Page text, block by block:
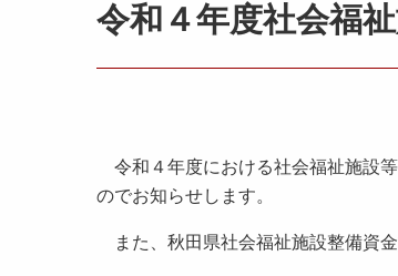
令和４年度社会福
令和４年度における社会福祉施設
のでお知らせします。
また、秋田県社会福祉施設整備資